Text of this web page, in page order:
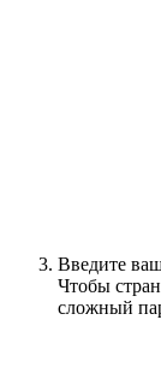
Введите
Чтобы
сложный